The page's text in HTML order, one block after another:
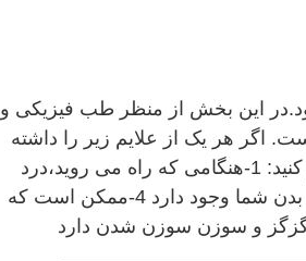
این بخش از منظر طب فیزیکی و
اگر هر یک از علایم زیر را داشته
باشید ، به این معنی است که دیسک کمر شما خطرناک است و باید درمان را آغاز کنید: 1-هنگامی که راه می روید،درد
دارید. 2-دردی که هنگام خواب شدت پیدا می کند. 3-درد و بی حسی در یک طرف بدن شما وجود دارد 4-ممکن است که